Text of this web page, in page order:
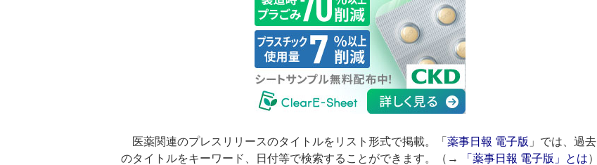
医薬関連のプレスリリースのタイトルをリスト形式で掲載。「 薬事日報 電子版 」では、過去
のタイトルをキーワード、日付等で検索することができます。（→
「薬事日報 電子版」とは）